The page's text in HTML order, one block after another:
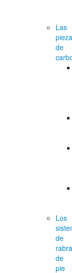
Las
de
Los
de
de
pie